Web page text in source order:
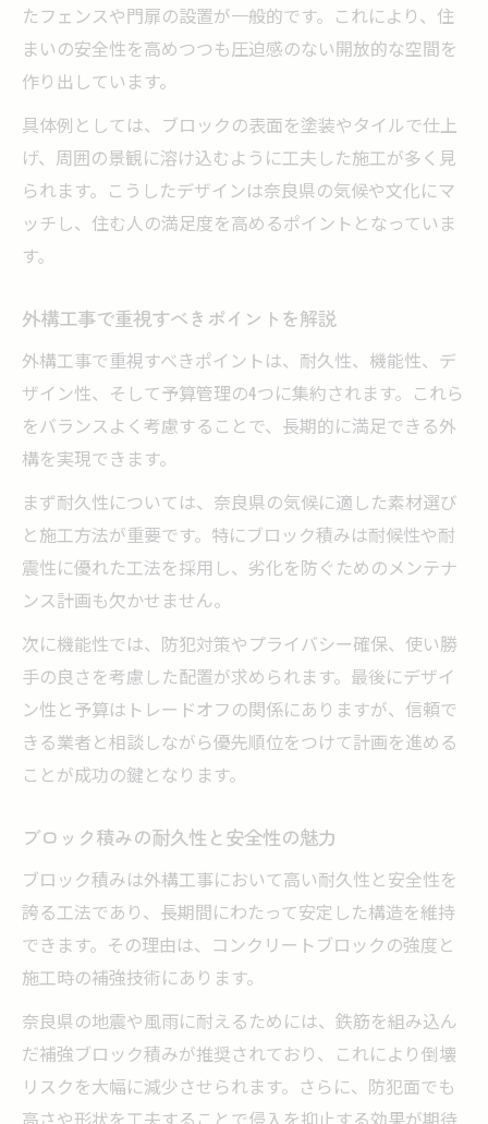
納得できる外構工事を奈良県で進める方法
外構工事で後悔しないための事前準備
ブロック積み外構工事の流れとポイント
納得できる外構工事業者の見極め方
外構工事の完成後に確認したいチェック項
目
外構工事とブロック積みの満足度を高める
たフェンスや門扉の設置が一般的です。これにより、住
まいの安全性を高めつつも圧迫感のない開放的な空間を
作り出しています。
具体例としては、ブロックの表面を塗装やタイルで仕上
げ、周囲の景観に溶け込むように工夫した施工が多く見
られます。こうしたデザインは奈良県の気候や文化にマ
ッチし、住む人の満足度を高めるポイントとなっていま
す。
外構工事で重視すべきポイントを解説
外構工事で重視すべきポイントは、耐久性、機能性、デ
ザイン性、そして予算管理の4つに集約されます。これら
をバランスよく考慮することで、長期的に満足できる外
構を実現できます。
まず耐久性については、奈良県の気候に適した素材選び
と施工方法が重要です。特にブロック積みは耐候性や耐
震性に優れた工法を採用し、劣化を防ぐためのメンテナ
ンス計画も欠かせません。
次に機能性では、防犯対策やプライバシー確保、使い勝
手の良さを考慮した配置が求められます。最後にデザイ
ン性と予算はトレードオフの関係にありますが、信頼で
きる業者と相談しながら優先順位をつけて計画を進める
ことが成功の鍵となります。
ブロック積みの耐久性と安全性の魅力
ブロック積みは外構工事において高い耐久性と安全性を
誇る工法であり、長期間にわたって安定した構造を維持
できます。その理由は、コンクリートブロックの強度と
施工時の補強技術にあります。
奈良県の地震や風雨に耐えるためには、鉄筋を組み込ん
だ補強ブロック積みが推奨されており、これにより倒壊
リスクを大幅に減少させられます。さらに、防犯面でも
高さや形状を工夫することで侵入を抑止する効果が期待